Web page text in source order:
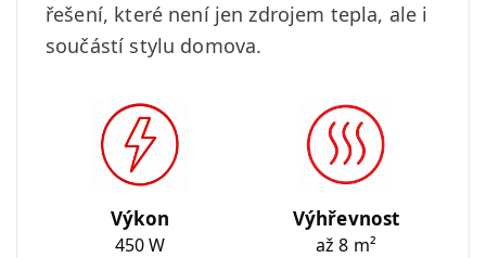
řešení, které není jen zdrojem tepla, ale i
součástí stylu domova.
Výkon
450 W
Výhřevnost
až 8 m²